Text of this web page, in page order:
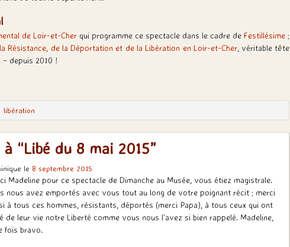
de Loir-et-Cher qui programme ce spectacle dans le cadre deFestillésime ;
Résistance, de la Déportation et de la Libération en Loir-et-Cher, véritable tête
depuis 2010 !
libération
à “Libé du 8 mai 2015”
le 8 septembre 2015
Madeline pour ce spectacle de Dimanche au Musée, vous étiez magistrale.
nous avez emportés avec vous tout au long de votre poignant récit ; merci
à tous ces hommes, résistants, déportés (merci Papa), à tous ceux qui ont
de leur vie notre Liberté comme vous nous l’avez si bien rappelé. Madeline,
fois bravo.